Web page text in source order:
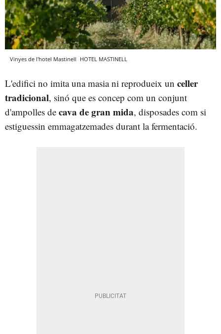
Vinyes de l'hotel Mastinell HOTEL MASTINELL
L'edifici no imita una masia ni reprodueix un celler
tradicional, sinó que es concep com un conjunt
d'ampolles de cava de gran mida, disposades com si
estiguessin emmagatzemades durant la fermentació.